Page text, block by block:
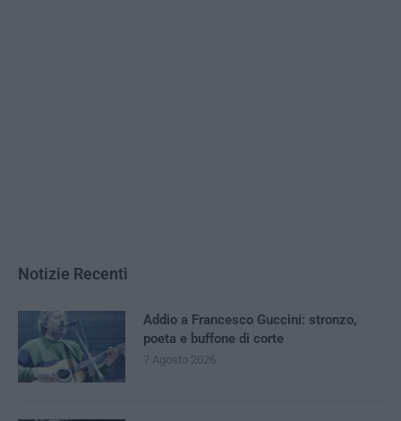
Notizie Recenti
Addio a Francesco Guccini: stronzo,
poeta e buffone di corte
7 Agosto 2026